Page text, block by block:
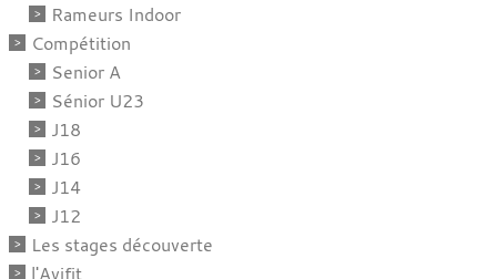
Rameurs Indoor
Compétition
Senior A
Sénior U23
J18
J16
J14
J12
Les stages découverte
l'Avifit